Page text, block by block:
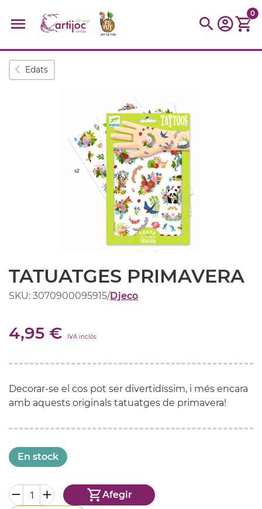
Cerques populars
tinkering kit
Cuina
0
Edats
TATUATGES PRIMAVERA
SKU: 3070900095915/Djeco
4,95 € IVA inclòs
Decorar-se el cos pot ser divertidíssim, i més encara
amb aquests originals tatuatges de primavera!
En stock
Afegir